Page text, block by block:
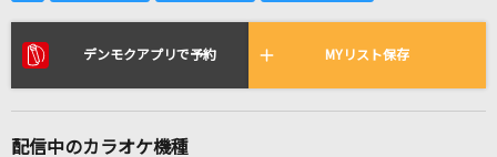
リアルタイムで歌われている曲の一覧
デンモクアプリで予約 MYリスト保存
配信中のカラオケ機種